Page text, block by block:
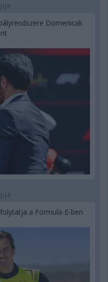
Domenicali
a Formula-E-ben